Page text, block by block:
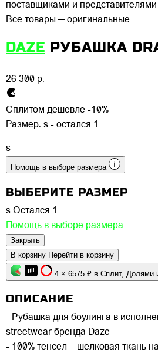
поставщиками и
Все товары — оригинальные.
DAZE РУБАШКА
26 300 р.
Сплитом дешевле -10%
Размер: s - остался 1
s
Помощь в выборе размера
ВЫБЕРИТЕ РАЗМЕР
s Остался 1
Помощь в выборе размера
Закрыть
В корзину Перейти в корзину
4 × 6575 ₽ в
ОПИСАНИЕ
- Рубашка для боулинга в
streetwear бренда Daze
- 100% тенсел – шелковая ткань